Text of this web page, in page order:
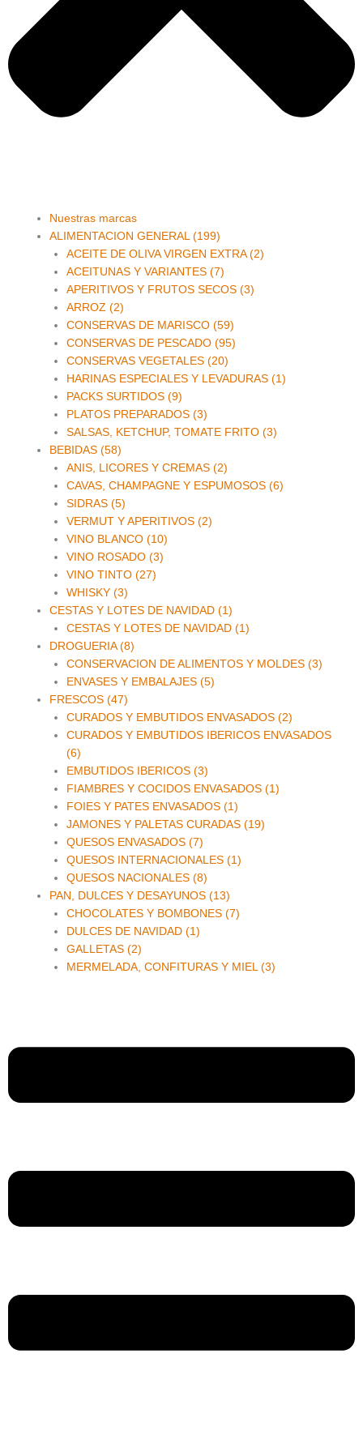
Main
Menu
Nuestras marcas
ALIMENTACION GENERAL (199)
ACEITE DE OLIVA VIRGEN EXTRA (2)
ACEITUNAS Y VARIANTES (7)
APERITIVOS Y FRUTOS SECOS (3)
ARROZ (2)
CONSERVAS DE MARISCO (59)
CONSERVAS DE PESCADO (95)
CONSERVAS VEGETALES (20)
HARINAS ESPECIALES Y LEVADURAS (1)
PACKS SURTIDOS (9)
PLATOS PREPARADOS (3)
SALSAS, KETCHUP, TOMATE FRITO (3)
BEBIDAS (58)
ANIS, LICORES Y CREMAS (2)
CAVAS, CHAMPAGNE Y ESPUMOSOS (6)
SIDRAS (5)
VERMUT Y APERITIVOS (2)
VINO BLANCO (10)
VINO ROSADO (3)
VINO TINTO (27)
WHISKY (3)
CESTAS Y LOTES DE NAVIDAD (1)
CESTAS Y LOTES DE NAVIDAD (1)
DROGUERIA (8)
CONSERVACION DE ALIMENTOS Y MOLDES (3)
ENVASES Y EMBALAJES (5)
FRESCOS (47)
CURADOS Y EMBUTIDOS ENVASADOS (2)
CURADOS Y EMBUTIDOS IBERICOS ENVASADOS
(6)
EMBUTIDOS IBERICOS (3)
FIAMBRES Y COCIDOS ENVASADOS (1)
FOIES Y PATES ENVASADOS (1)
JAMONES Y PALETAS CURADAS (19)
QUESOS ENVASADOS (7)
QUESOS INTERNACIONALES (1)
QUESOS NACIONALES (8)
PAN, DULCES Y DESAYUNOS (13)
CHOCOLATES Y BOMBONES (7)
DULCES DE NAVIDAD (1)
GALLETAS (2)
MERMELADA, CONFITURAS Y MIEL (3)